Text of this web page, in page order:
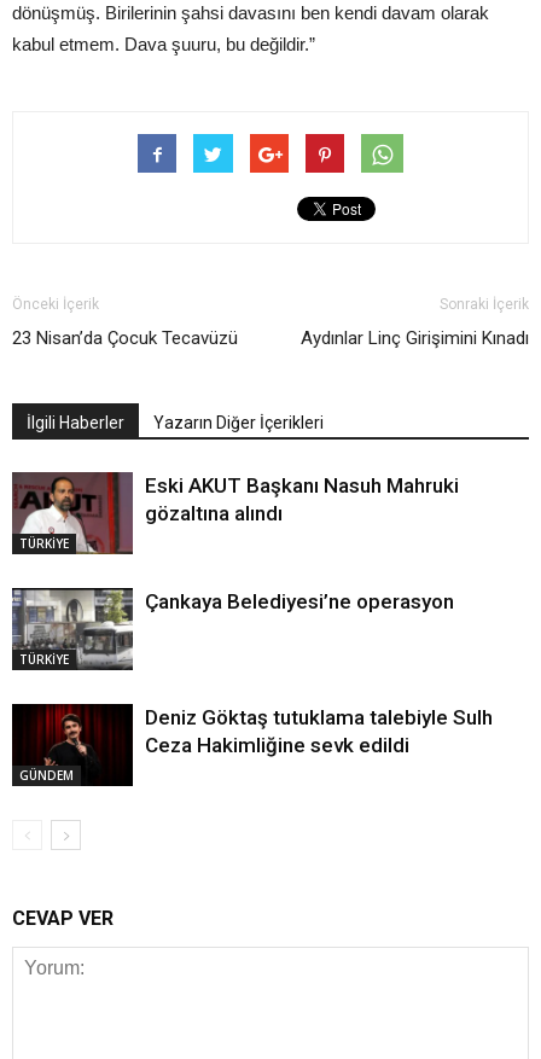
dönüşmüş. Birilerinin şahsi davasını ben kendi davam olarak
kabul etmem. Dava şuuru, bu değildir.”
Önceki İçerik
23 Nisan’da Çocuk Tecavüzü
Sonraki İçerik
Aydınlar Linç Girişimini Kınadı
İlgili Haberler Yazarın Diğer İçerikleri
TÜRKİYE
Eski AKUT Başkanı Nasuh Mahruki
gözaltına alındı
TÜRKİYE
Çankaya Belediyesi’ne operasyon
GÜNDEM
Deniz Göktaş tutuklama talebiyle Sulh
Ceza Hakimliğine sevk edildi
CEVAP VER